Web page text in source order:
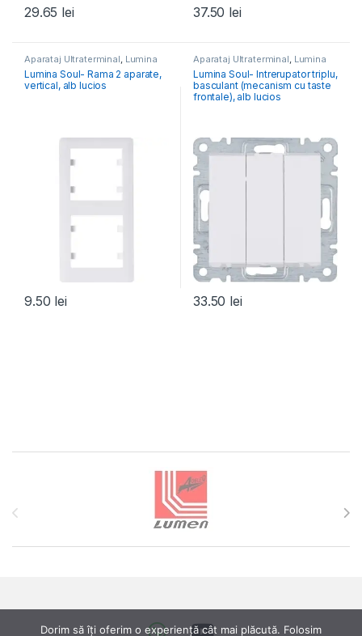
29.65 lei 37.50 lei
Aparataj Ultraterminal, Lumina
Lumina Soul- Rama 2 aparate,
vertical, alb lucios
9.50 lei
Aparataj Ultraterminal, Lumina
Lumina Soul- Intrerupator triplu,
basculant (mecanism cu taste
frontale), alb lucios
33.50 lei
Dorim să îți oferim o experiență cât mai plăcută. Folosim